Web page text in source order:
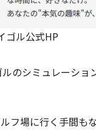
ゴル公式HP
のシミュレーシ
フ場に行く手間